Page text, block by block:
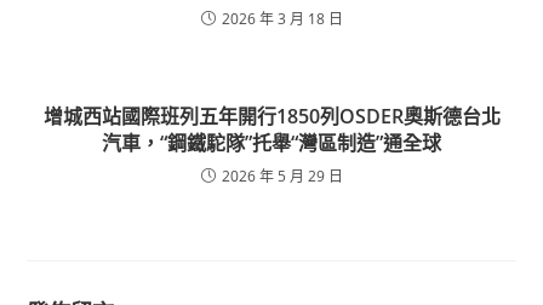
2026 年 3 月 18 日
增城西站國際班列五年開行1850列OSDER奧斯德台北
汽車，“鋼鐵駝隊”托舉“灣區制造”通全球
2026 年 5 月 29 日